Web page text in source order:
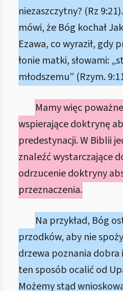
niezaszczytny? (Rz
mówi, że Bóg kochał
Ezawa, co wyraził, gdy
łonie matki, słowami:
młodszemu” (Rzym.
Mamy więc
wspierające doktrynę
predestynacji. W Biblii
znaleźć wystarczające
odrzucenie doktryny
przeznaczenia.
Na przykład, Bóg
przodków, aby nie
drzewa poznania dobra
ten sposób ocalić od
Możemy stąd